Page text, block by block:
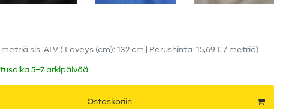
metriä sis. ALV ( Leveys (cm): 132 cm | Perushinta 15,69 € / metriä)
5–7 arkipäivää
Ostoskoriin